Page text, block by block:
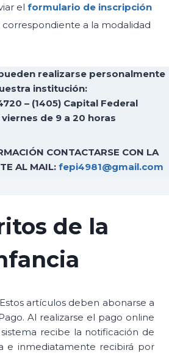
el formulario de inscripción
correspondiente a la modalidad
realizarse personalmente
institución:
– (1405) Capital Federal
viernes de 9 a 20 horas
CONTACTARSE CON LA
AL MAIL: fepi4981@gmail.com
de la
Estos artículos deben abonarse a
Al realizarse el pago online
recibe la notificación de
e inmediatamente recibirá por